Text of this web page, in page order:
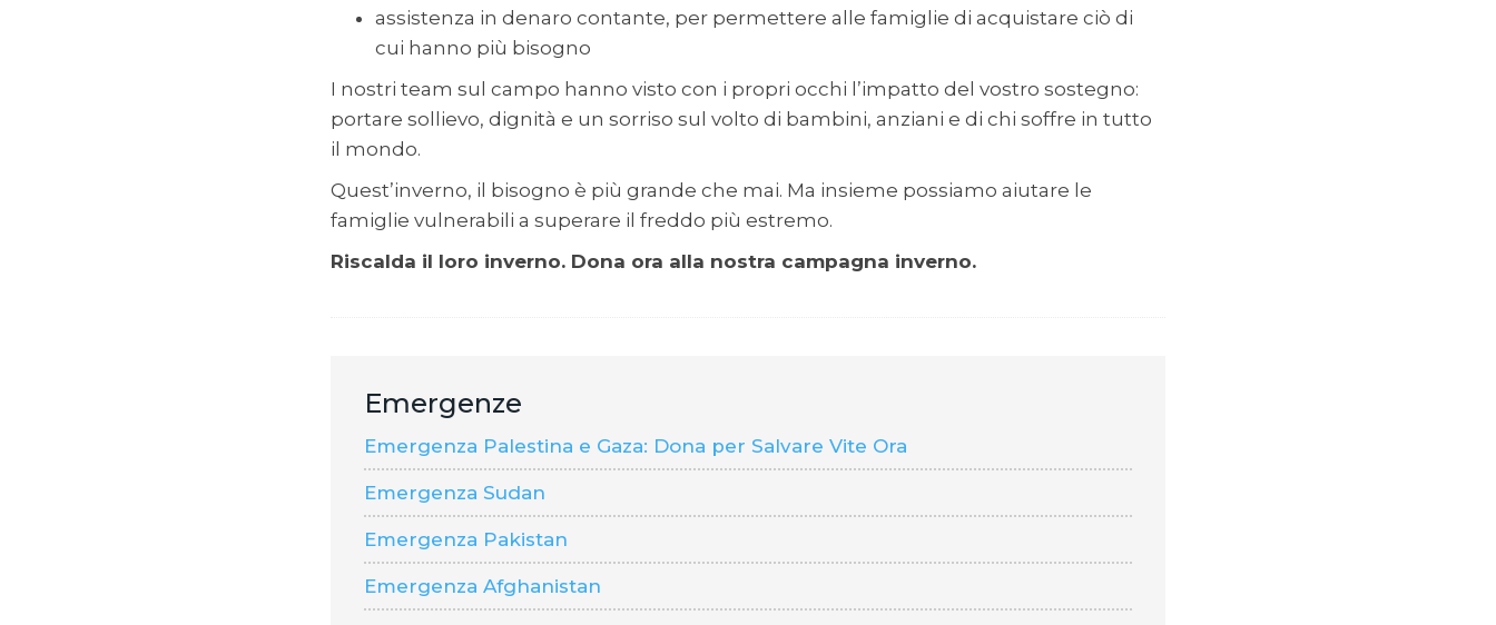
assistenza in denaro contante, per permettere alle famiglie di acquistare ciò di
cui hanno più bisogno
I nostri team sul campo hanno visto con i propri occhi l’impatto del vostro sostegno:
portare sollievo, dignità e un sorriso sul volto di bambini, anziani e di chi soffre in tutto
il mondo.
Quest’inverno, il bisogno è più grande che mai. Ma insieme possiamo aiutare le
famiglie vulnerabili a superare il freddo più estremo.
Riscalda il loro inverno. Dona ora alla nostra campagna inverno.
Emergenze
Emergenza Palestina e Gaza: Dona per Salvare Vite Ora
Emergenza Sudan
Emergenza Pakistan
Emergenza Afghanistan